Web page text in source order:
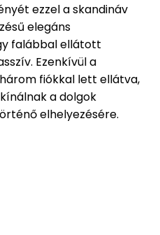
ezzel a skandináv
elegáns
falábbal ellátott
Ezenkívül a
fiókkal lett ellátva,
a dolgok
elhelyezésére.